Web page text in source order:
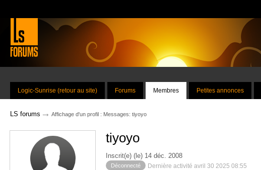
Logic-Sunrise (retour au site) Forums Membres Petites annonces
LS forums → Affichage d'un profil : Messages: tiyoyo
tiyoyo
Inscrit(e) (le) 14 déc. 2008
Déconnecté Dernière activité avril 30 2025 08:55